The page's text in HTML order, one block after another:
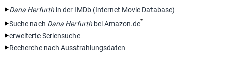
Dana Herfurth in der IMDb (Internet Movie Database)
Suche nach Dana Herfurth bei Amazon.de*
erweiterte Seriensuche
Recherche nach Ausstrahlungsdaten